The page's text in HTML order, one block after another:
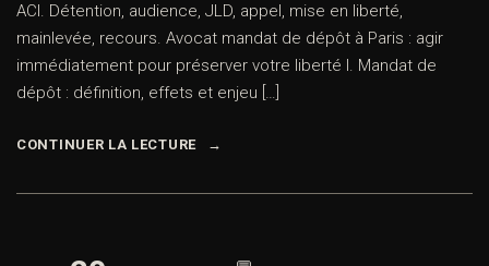
ACI. Détention, audience, JLD, appel, mise en liberté,
mainlevée, recours. Avocat mandat de dépôt à Paris : agir
immédiatement pour préserver votre liberté I. Mandat de
dépôt : définition, effets et enjeu […]
CONTINUER LA LECTURE